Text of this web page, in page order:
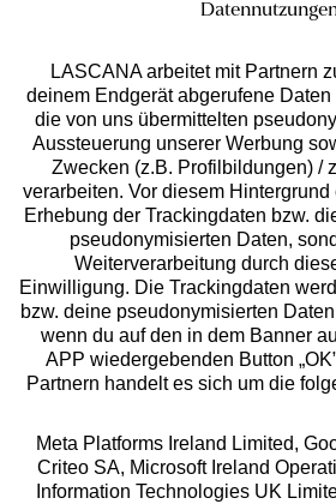
Services
Beratung
Über uns
Rechtliches
Alle Preise inkl. MwSt., zzgl.
Versandkosten
** Bonität vorausgesetzt, berechtigt zur
LASCANA arbeitet mit Partnern
deinem Endgerät abgerufene
die von uns übermittelten
Aussteuerung unserer Werbung
Zwecken (z.B. Profilbildungen) /
verarbeiten. Vor diesem
Erhebung der Trackingdaten bzw.
pseudonymisierten Daten,
Weiterverarbeitung durch
Einwilligung. Die Trackingdaten
bzw. deine pseudonymisierten
wenn du auf den in dem Banner
APP wiedergebenden Button
Partnern handelt es sich um die
Meta Platforms Ireland Limited,
Criteo SA, Microsoft Ireland
Information Technologies UK